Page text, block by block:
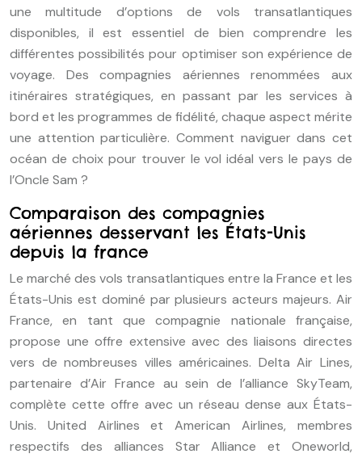
une multitude d’options de vols transatlantiques
disponibles, il est essentiel de bien comprendre les
différentes possibilités pour optimiser son expérience de
voyage. Des compagnies aériennes renommées aux
itinéraires stratégiques, en passant par les services à
bord et les programmes de fidélité, chaque aspect mérite
une attention particulière. Comment naviguer dans cet
océan de choix pour trouver le vol idéal vers le pays de
l’Oncle Sam ?
Comparaison des compagnies
aériennes desservant les États-Unis
depuis la france
Le marché des vols transatlantiques entre la France et les
États-Unis est dominé par plusieurs acteurs majeurs. Air
France, en tant que compagnie nationale française,
propose une offre extensive avec des liaisons directes
vers de nombreuses villes américaines. Delta Air Lines,
partenaire d’Air France au sein de l’alliance SkyTeam,
complète cette offre avec un réseau dense aux États-
Unis. United Airlines et American Airlines, membres
respectifs des alliances Star Alliance et Oneworld,